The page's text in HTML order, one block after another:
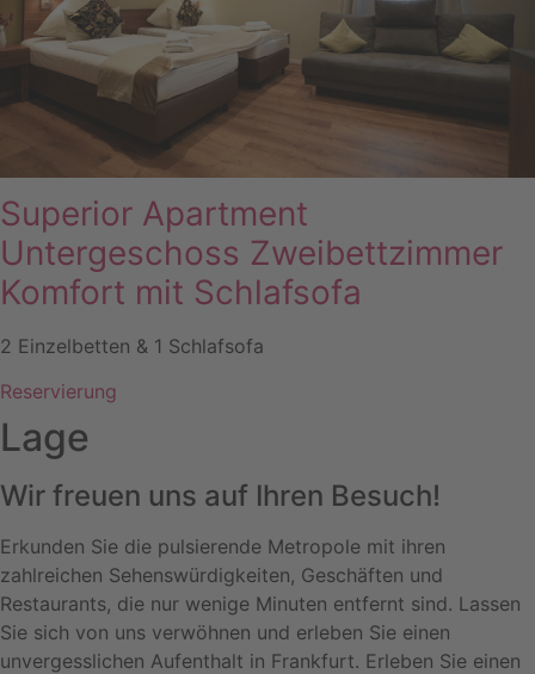
Superior Apartment
Untergeschoss Zweibettzimmer
Komfort mit Schlafsofa
2 Einzelbetten & 1 Schlafsofa
Reservierung
Lage
Wir freuen uns auf Ihren Besuch!
Erkunden Sie die pulsierende Metropole mit ihren
zahlreichen Sehenswürdigkeiten, Geschäften und
Restaurants, die nur wenige Minuten entfernt sind. Lassen
Sie sich von uns verwöhnen und erleben Sie einen
unvergesslichen Aufenthalt in Frankfurt. Erleben Sie einen